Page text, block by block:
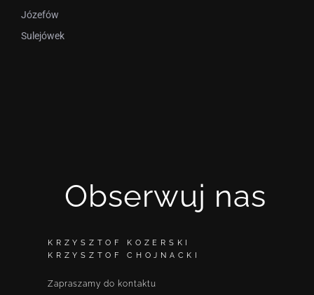
Józefów
Sulejówek
Obserwuj nas
KRZYSZTOF KOZERSKI
KRZYSZTOF CHOJNACKI
Zapraszamy do kontaktu